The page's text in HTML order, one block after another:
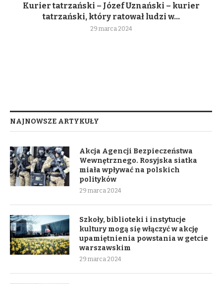
Kurier tatrzański – Józef Uznański – kurier
tatrzański, który ratował ludzi w...
29 marca 2024
NAJNOWSZE ARTYKUŁY
Akcja Agencji Bezpieczeństwa
Wewnętrznego. Rosyjska siatka
miała wpływać na polskich
polityków
29 marca 2024
Szkoły, biblioteki i instytucje
kultury mogą się włączyć w akcję
upamiętnienia powstania w getcie
warszawskim
29 marca 2024